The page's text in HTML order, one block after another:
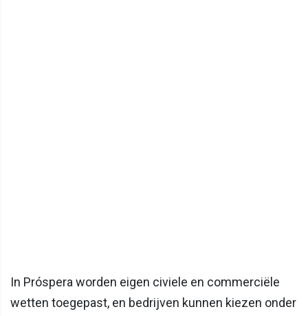
In Próspera worden eigen civiele en commerciële
wetten toegepast, en bedrijven kunnen kiezen onder